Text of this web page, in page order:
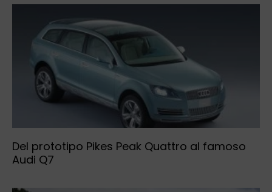
Del prototipo Pikes Peak Quattro al famoso
Audi Q7